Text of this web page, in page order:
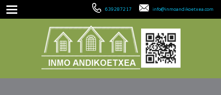
639287217 info@inmoandikoetxea.com